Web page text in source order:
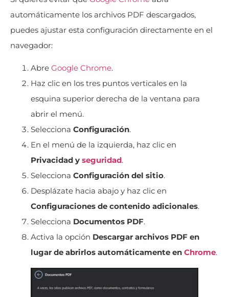
automáticamente los archivos PDF descargados,
puedes ajustar esta configuración directamente en el
navegador:
Abre Google Chrome.
Haz clic en los tres puntos verticales en la
esquina superior derecha de la ventana para
abrir el menú.
Selecciona Configuración.
En el menú de la izquierda, haz clic en
Privacidad y seguridad.
Selecciona Configuración del sitio.
Desplázate hacia abajo y haz clic en
Configuraciones de contenido adicionales.
Selecciona Documentos PDF.
Activa la opción Descargar archivos PDF en
lugar de abrirlos automáticamente en Chrome.